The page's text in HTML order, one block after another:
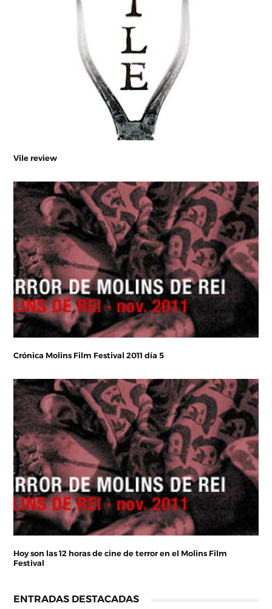
Vile review
Crónica Molins Film Festival 2011 día 5
Hoy son las 12 horas de cine de terror en el Molins Film
Festival
ENTRADAS DESTACADAS